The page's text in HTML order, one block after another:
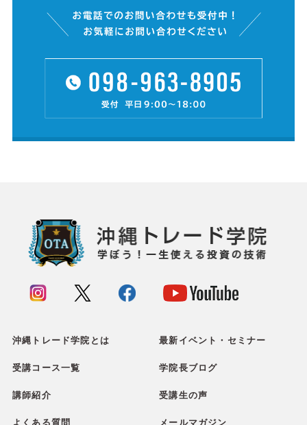
沖縄トレード学院とは 最新イベント・セミナー
受講コース一覧 学院長ブログ
講師紹介 受講生の声
よくある質問 メールマガジン